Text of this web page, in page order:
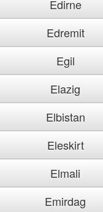
Edirne
Edremit
Egil
Elazig
Elbistan
Eleskirt
Elmali
Emirdag